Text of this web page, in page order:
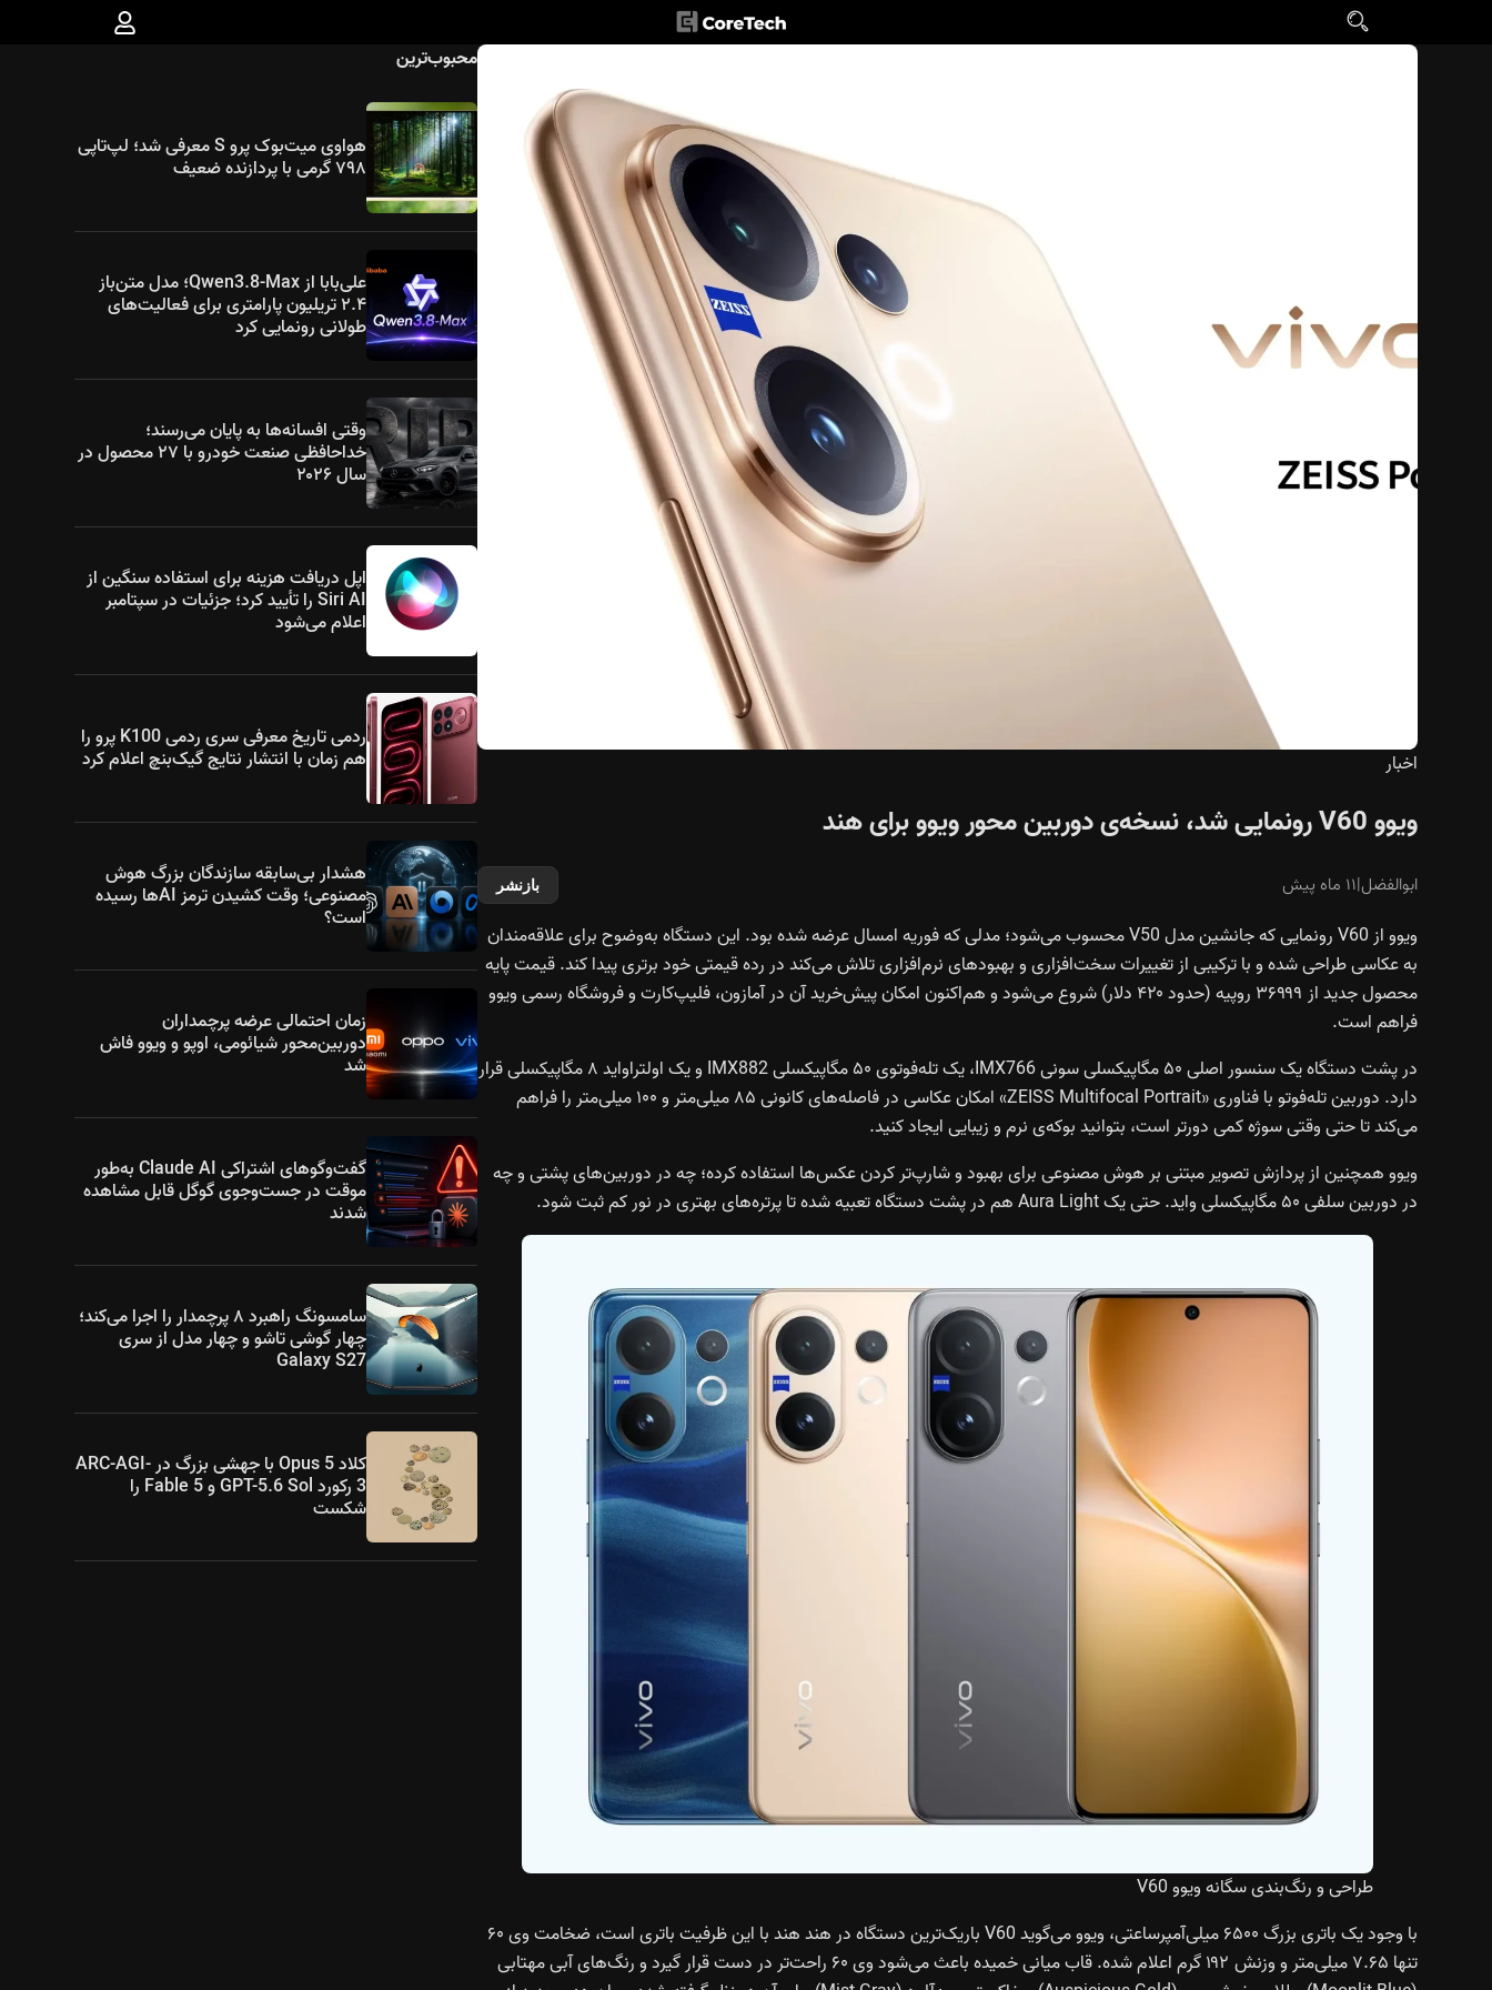
اخبار
ویوو V60 رونمایی شد، نسخه‌ی دوربین محور ویوو برای هند
ابوالفضل|۱۱ ماه پیش بازنشر
ویوو از V60 رونمایی که جانشین مدل V50 محسوب می‌شود؛ مدلی که فوریه امسال عرضه شده بود. این دستگاه به‌وضوح برای علاقه‌مندان
به عکاسی طراحی شده و با ترکیبی از تغییرات سخت‌افزاری و بهبودهای نرم‌افزاری تلاش می‌کند در رده قیمتی خود برتری پیدا کند. قیمت پایه
محصول جدید از ۳۶۹۹۹ روپیه (حدود ۴۲۰ دلار) شروع می‌شود و هم‌اکنون امکان پیش‌خرید آن در آمازون، فلیپ‌کارت و فروشگاه رسمی ویوو
فراهم است.
در پشت دستگاه یک سنسور اصلی ۵۰ مگاپیکسلی سونی IMX766، یک تله‌فوتوی ۵۰ مگاپیکسلی IMX882 و یک اولتراواید ۸ مگاپیکسلی قرار
دارد. دوربین تله‌فوتو با فناوری «ZEISS Multifocal Portrait» امکان عکاسی در فاصله‌های کانونی ۸۵ میلی‌متر و ۱۰۰ میلی‌متر را فراهم
می‌کند تا حتی وقتی سوژه کمی دورتر است، بتوانید بوکه‌ی نرم و زیبایی ایجاد کنید.
ویوو همچنین از پردازش تصویر مبتنی بر هوش مصنوعی برای بهبود و شارپ‌تر کردن عکس‌ها استفاده کرده؛ چه در دوربین‌های پشتی و چه
در دوربین سلفی ۵۰ مگاپیکسلی واید. حتی یک Aura Light هم در پشت دستگاه تعبیه شده تا پرتره‌های بهتری در نور کم ثبت شود.
طراحی و رنگ‌بندی سگانه ویوو V60
با وجود یک باتری بزرگ ۶۵۰۰ میلی‌آمپرساعتی، ویوو می‌گوید V60 باریک‌ترین دستگاه در هند هند با این ظرفیت باتری است، ضخامت وی ۶۰
تنها ۷.۶۵ میلی‌متر و وزنش ۱۹۲ گرم اعلام شده. قاب میانی خمیده باعث می‌شود وی ۶۰ راحت‌تر در دست قرار گیرد و رنگ‌های آبی مهتابی
محبوب‌ترین
هواوی میت‌بوک پرو S معرفی شد؛ لپ‌تاپی
۷۹۸ گرمی با پردازنده ضعیف
علی‌بابا از Qwen3.8-Max؛ مدل متن‌باز
۲.۴ تریلیون پارامتری برای فعالیت‌های
طولانی رونمایی کرد
وقتی افسانه‌ها به پایان می‌رسند؛
خداحافظی صنعت خودرو با ۲۷ محصول در
سال ۲۰۲۶
اپل دریافت هزینه برای استفاده سنگین از
Siri AI را تأیید کرد؛ جزئیات در سپتامبر
اعلام می‌شود
ردمی تاریخ معرفی سری ردمی K100 پرو را
هم زمان با انتشار نتایج گیک‌بنچ اعلام کرد
هشدار بی‌سابقه سازندگان بزرگ هوش
مصنوعی؛ وقت کشیدن ترمز AIها رسیده
است؟
زمان احتمالی عرضه پرچمداران
دوربین‌محور شیائومی، اوپو و ویوو فاش
شد
گفت‌وگوهای اشتراکی Claude AI به‌طور
موقت در جست‌وجوی گوگل قابل مشاهده
شدند
سامسونگ راهبرد ۸ پرچمدار را اجرا می‌کند؛
چهار گوشی تاشو و چهار مدل از سری
Galaxy S27
کلاد Opus 5 با جهشی بزرگ در ARC-AGI-
3 رکورد GPT-5.6 Sol و Fable 5 را
شکست